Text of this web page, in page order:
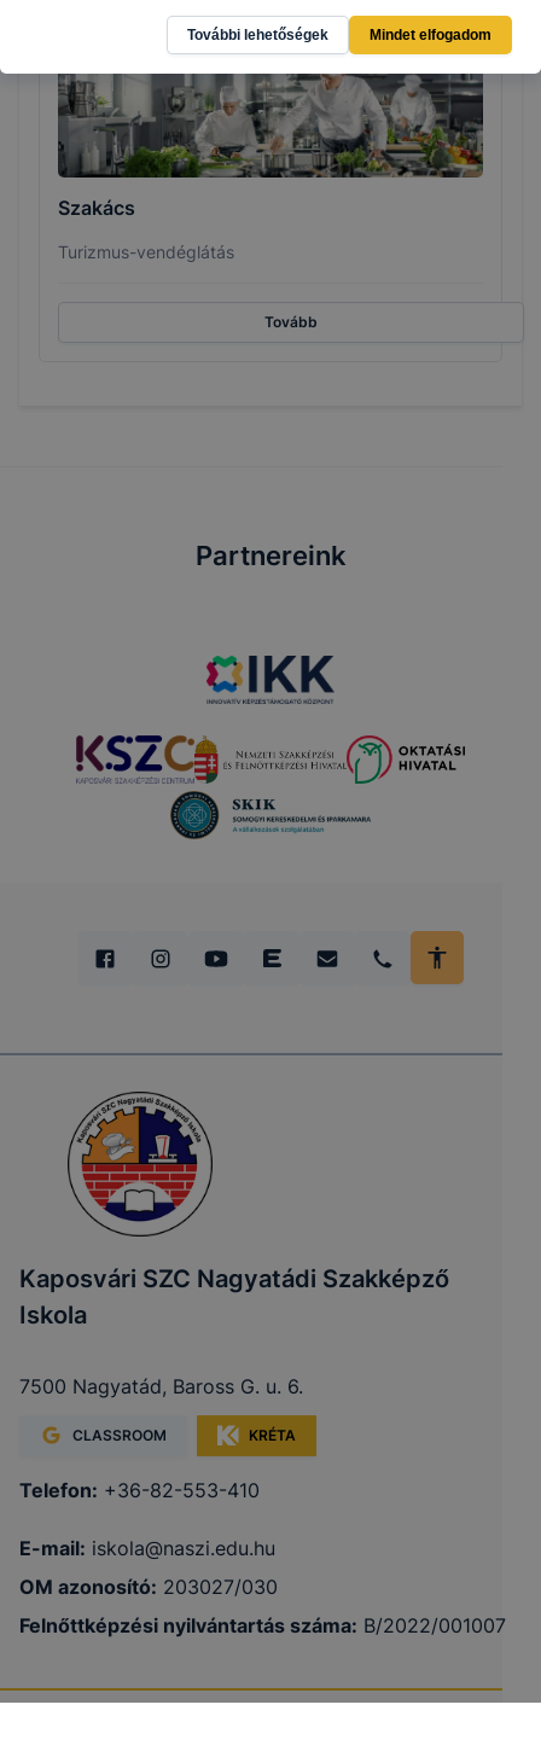
Szakács
Turizmus-vendéglátás
Tovább
Partnereink
Kaposvári SZC Nagyatádi Szakképző
Iskola
7500 Nagyatád, Baross G. u. 6.
CLASSROOM KRÉTA
Telefon: +36-82-553-410
E-mail: iskola@naszi.edu.hu
OM azonosító: 203027/030
Felnőttképzési nyilvántartás száma: B/2022/001007
További lehetőségek Mindet elfogadom